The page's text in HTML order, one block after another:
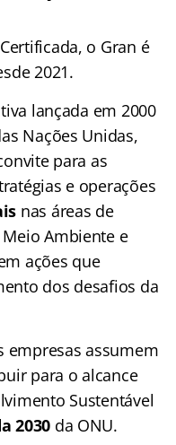
o Gran é
2021.
lançada em 2000
Nações Unidas,
para as
e operações
nas áreas de
Ambiente e
ações que
dos desafios da
empresas assumem
para o alcance
Sustentável
2030 da ONU.